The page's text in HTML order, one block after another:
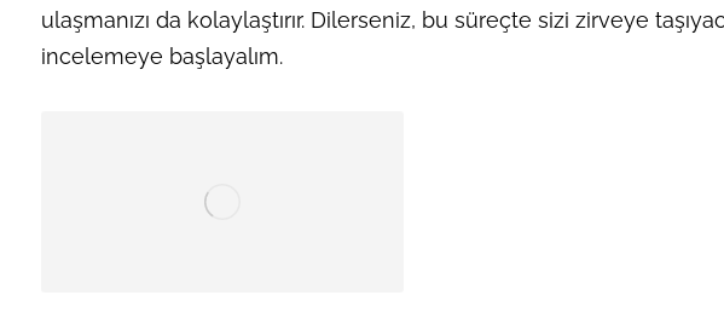
ulaşmanızı da kolaylaştırır. Dilerseniz, bu süreçte sizi zirveye
incelemeye başlayalım.